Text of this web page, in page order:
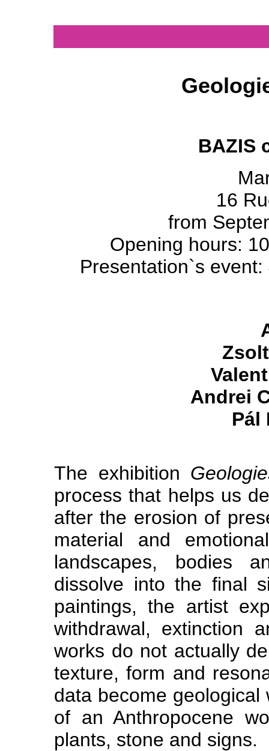
BAZIS
16
from
Opening hours:
Presentation`s
Andrei
Pál
The exhibition
process that helps us
after the erosion of
material and
landscapes, bodies
dissolve into the final
paintings, the artist
withdrawal, extinction
works do not actually
texture, form and
data become
of an Anthropocene
plants, stone and signs.